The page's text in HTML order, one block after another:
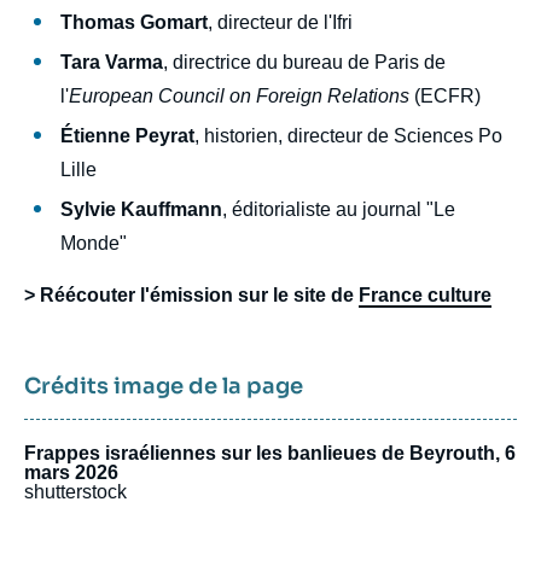
Thomas Gomart, directeur de l'Ifri
Tara Varma, directrice du bureau de Paris de
l'European Council on Foreign Relations (ECFR)
Étienne Peyrat, historien, directeur de Sciences Po
Lille
Sylvie Kauffmann, éditorialiste au journal "Le
Monde"
> Réécouter l'émission sur le site de France culture
Crédits image de la page
Frappes israéliennes sur les banlieues de Beyrouth, 6
mars 2026
shutterstock